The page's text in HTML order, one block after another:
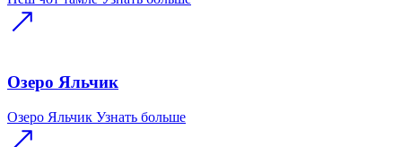
Озеро Яльчик
Озеро Яльчик Узнать больше